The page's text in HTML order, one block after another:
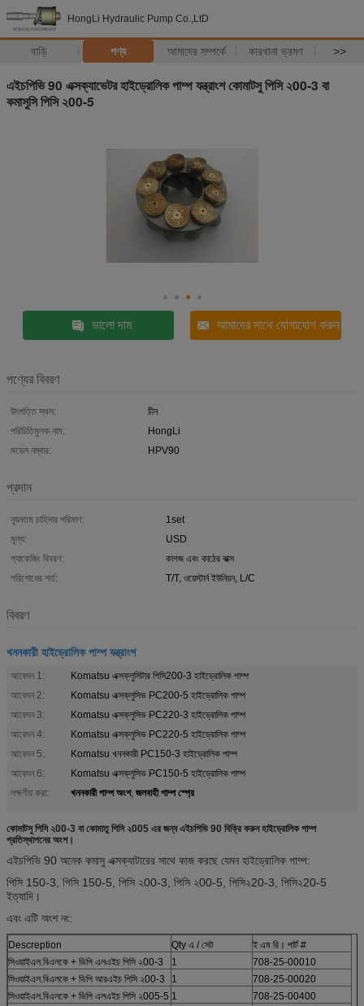
HongLi Hydraulic Pump Co.,LtD
বাড়ি পণ্য আমাদের সম্পর্কে কারখানা ভ্রমণ >>
এইচপিভি 90 এক্সক্যাভেটর হাইড্রোলিক পাম্প যন্ত্রাংশ কোমাটসু পিসি ২00-3 বা
কমাসুসি পিসি ২00-5
ভালো দাম আমাদের সাথে যোগাযোগ করুন
পণ্যের বিবরণ
উৎপত্তি স্থল:
চীন
পরিচিতিমুলক নাম:
HongLi
মডেল নম্বার:
HPV90
প্রদান
ন্যূনতম চাহিদার পরিমাণ:
1set
মূল্য:
USD
প্যাকেজিং বিবরণ:
কাগজ এবং কাঠের বাক্স
পরিশোধের শর্ত:
T/T, ওয়েস্টার্ন ইউনিয়ন, L/C
বিবরণ
খননকারী হাইড্রোলিক পাম্প যন্ত্রাংশ
আবেদন 1:
Komatsu এক্সক্লুসিটার পিসি200-3 হাইড্রোলিক পাম্প
আবেদন 2:
Komatsu এক্সক্লুসিভ PC200-5 হাইড্রোলিক পাম্প
আবেদন 3:
Komatsu এক্সক্লুসিভ PC220-3 হাইড্রোলিক পাম্প
আবেদন 4:
Komatsu এক্সক্লুসিভ PC220-5 হাইড্রোলিক পাম্প
আবেদন 5:
Komatsu খননকারী PC150-3 হাইড্রোলিক পাম্প
আবেদন 6:
Komatsu এক্সক্লুসিভ PC150-5 হাইড্রোলিক পাম্প
লক্ষণীয় করা:
খননকারী পাম্প অংশ, জলবাহী পাম্প স্প্রে
কোমাটসু পিসি ২00-3 বা কোমাতু পিসি ২005 এর জন্য এইচপিভি 90 বিক্রি করুন হাইড্রোলিক পাম্প
প্রতিস্থাপনের অংশ।
এইচপিভি 90 অনেক কমাসু এক্সক্যাটারের সাথে কাজ করছে যেমন হাইড্রোলিক পাম্প:
পিসি 150-3, পিসি 150-5, পিসি ২00-3, পিসি ২00-5, পিসি২20-3, পিসি২20-5
ইত্যাদি।
এবং এটি অংশ নং:
Descreption Qty এ / সেট
ই এম রি। পার্ট #
সিওয়াইএল.বিএলকে + ভিপি এলএইচ পিসি ২00-3
1
708-25-00010
সিওয়াইএল.বিএলকে + ভিপি আরএইচ পিসি ২00-3
1
708-25-00020
সিওয়াইএল.বিএলকে + ভিপি এলএইচ পিসি ২005-5 1
708-25-00400